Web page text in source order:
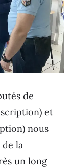
de
et
nous
la
un long